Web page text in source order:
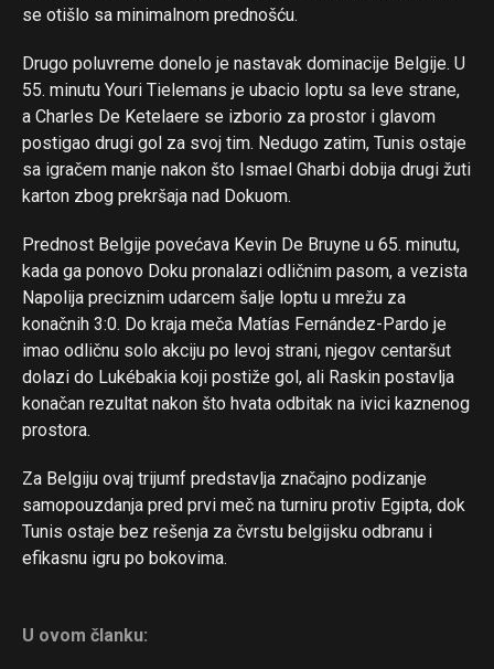
se otišlo sa minimalnom prednošću.
Drugo poluvreme donelo je nastavak dominacije Belgije. U
55. minutu Youri Tielemans je ubacio loptu sa leve strane,
a Charles De Ketelaere se izborio za prostor i glavom
postigao drugi gol za svoj tim. Nedugo zatim, Tunis ostaje
sa igračem manje nakon što Ismael Gharbi dobija drugi žuti
karton zbog prekršaja nad Dokuom.
Prednost Belgije povećava Kevin De Bruyne u 65. minutu,
kada ga ponovo Doku pronalazi odličnim pasom, a vezista
Napolija preciznim udarcem šalje loptu u mrežu za
konačnih 3:0. Do kraja meča Matías Fernández-Pardo je
imao odličnu solo akciju po levoj strani, njegov centaršut
dolazi do Lukébakia koji postiže gol, ali Raskin postavlja
konačan rezultat nakon što hvata odbitak na ivici kaznenog
prostora.
Za Belgiju ovaj trijumf predstavlja značajno podizanje
samopouzdanja pred prvi meč na turniru protiv Egipta, dok
Tunis ostaje bez rešenja za čvrstu belgijsku odbranu i
efikasnu igru po bokovima.
U ovom članku:
Flipboard
Reddit
Pinterest
Whatsapp
Email